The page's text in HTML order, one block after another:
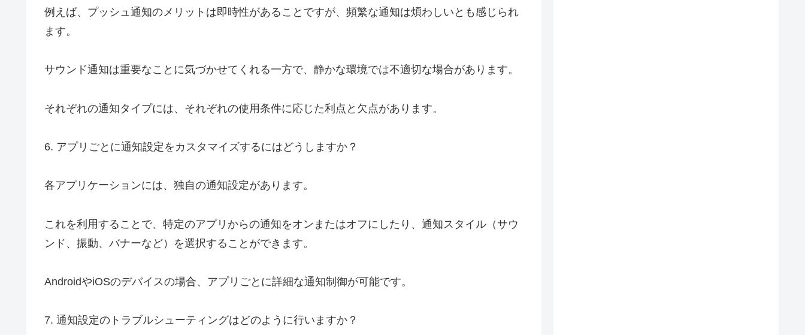
例えば、プッシュ通知のメリットは即時性があることですが、頻繁な通知は煩わしいとも感じられ
ます。
サウンド通知は重要なことに気づかせてくれる一方で、静かな環境では不適切な場合があります。
それぞれの通知タイプには、それぞれの使用条件に応じた利点と欠点があります。
6. アプリごとに通知設定をカスタマイズするにはどうしますか？
各アプリケーションには、独自の通知設定があります。
これを利用することで、特定のアプリからの通知をオンまたはオフにしたり、通知スタイル（サウ
ンド、振動、バナーなど）を選択することができます。
AndroidやiOSのデバイスの場合、アプリごとに詳細な通知制御が可能です。
7. 通知設定のトラブルシューティングはどのように行いますか？